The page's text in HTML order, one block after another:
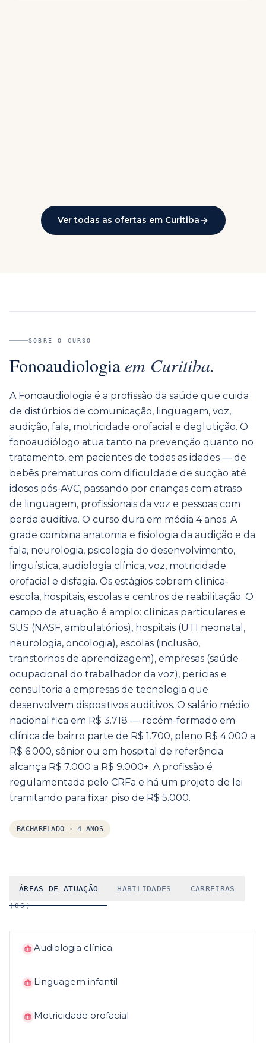
Ver todas as ofertas em Curitiba
SOBRE O CURSO
Fonoaudiologia em Curitiba.
A Fonoaudiologia é a profissão da saúde que cuida
de distúrbios de comunicação, linguagem, voz,
audição, fala, motricidade orofacial e deglutição. O
fonoaudiólogo atua tanto na prevenção quanto no
tratamento, em pacientes de todas as idades — de
bebês prematuros com dificuldade de sucção até
idosos pós-AVC, passando por crianças com atraso
de linguagem, profissionais da voz e pessoas com
perda auditiva. O curso dura em média 4 anos. A
grade combina anatomia e fisiologia da audição e da
fala, neurologia, psicologia do desenvolvimento,
linguística, audiologia clínica, voz, motricidade
orofacial e disfagia. Os estágios cobrem clínica-
escola, hospitais, escolas e centros de reabilitação. O
campo de atuação é amplo: clínicas particulares e
SUS (NASF, ambulatórios), hospitais (UTI neonatal,
neurologia, oncologia), escolas (inclusão,
transtornos de aprendizagem), empresas (saúde
ocupacional do trabalhador da voz), perícias e
consultoria a empresas de tecnologia que
desenvolvem dispositivos auditivos. O salário médio
nacional fica em R$ 3.718 — recém-formado em
clínica de bairro parte de R$ 1.700, pleno R$ 4.000 a
R$ 6.000, sênior ou em hospital de referência
alcança R$ 7.000 a R$ 9.000+. A profissão é
regulamentada pelo CRFa e há um projeto de lei
tramitando para fixar piso de R$ 5.000.
BACHARELADO ·4 ANOS
ÁREAS DE ATUAÇÃO HABILIDADES CARREIRAS
(06)
Audiologia clínica
Linguagem infantil
Motricidade orofacial